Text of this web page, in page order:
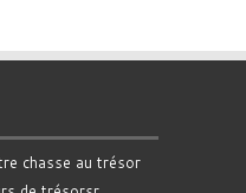
chasse au trésor